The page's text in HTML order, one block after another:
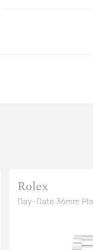
Rolex
Day-Date 36mm